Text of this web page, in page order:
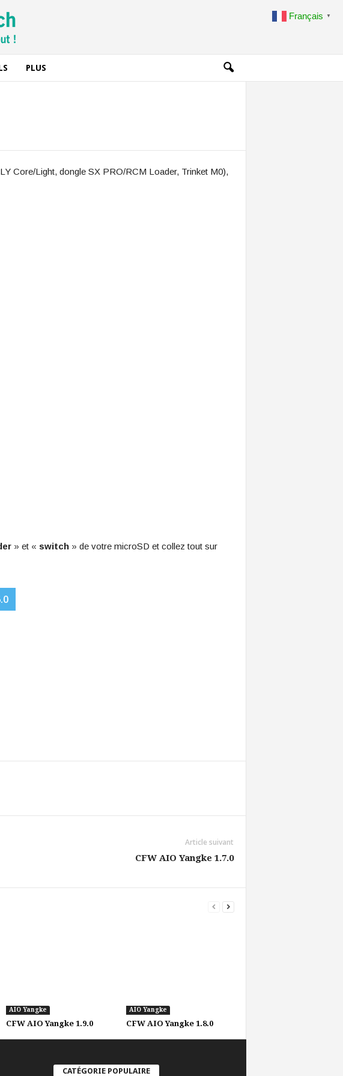
PLUS
Core/Light, dongle SX PRO/RCM Loader, Trinket M0),
» et « switch» de votre microSD et collez tout sur
Article suivant
CFW AIO Yangke 1.7.0
AIO Yangke
CFW AIO Yangke 1.9.0
AIO Yangke
CFW AIO Yangke 1.8.0
CATÉGORIE POPULAIRE
Français ▼